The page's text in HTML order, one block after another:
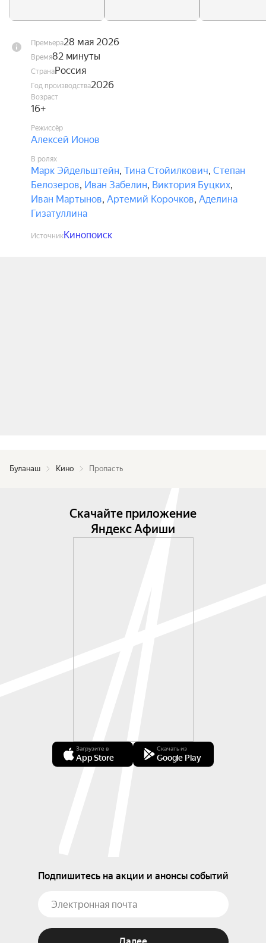
Премьера28 мая 2026
Время82 минуты
СтранаРоссия
Год производства2026
Возраст
16+
Режиссёр
Алексей Ионов
В ролях
Марк Эйдельштейн, Тина Стойилкович, Степан
Белозеров, Иван Забелин, Виктория Буцких,
Иван Мартынов, Артемий Корочков, Аделина
Гизатуллина
ИсточникКинопоиск
Буланаш Кино Пропасть
Скачайте приложение
Яндекс Афиши
Загрузите в
App Store
Скачать из
Google Play
Подпишитесь на акции и анонсы событий